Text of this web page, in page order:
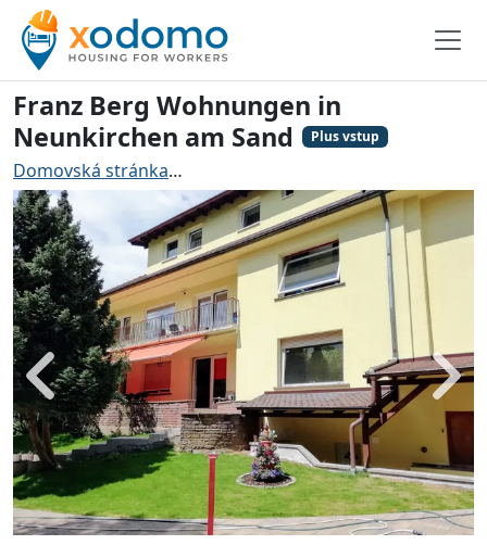
Franz Berg Wohnungen in
Neunkirchen am Sand
Plus vstup
Domovská stránka
Zadní Dále